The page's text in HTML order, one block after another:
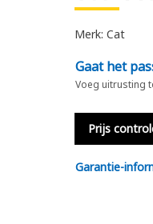
Merk: Cat
Gaat het
Voeg uitrusting
Prijs
Garantie-